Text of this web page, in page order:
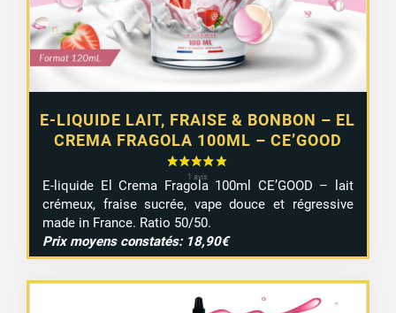
1 avis
E-LIQUIDE LAIT, FRAISE & BONBON – EL
CREMA FRAGOLA 100ML – CE’GOOD
E-liquide El Crema Fragola 100ml CE’GOOD – lait
crémeux, fraise sucrée, vape douce et régressive
made in France. Ratio 50/50.
Prix moyens constatés: 18,90€